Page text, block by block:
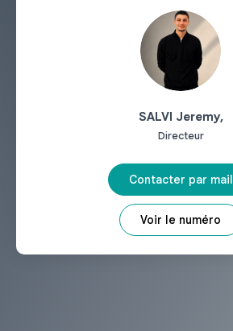
SALVI Jeremy,
Directeur
Contacter par mail
Voir le numéro